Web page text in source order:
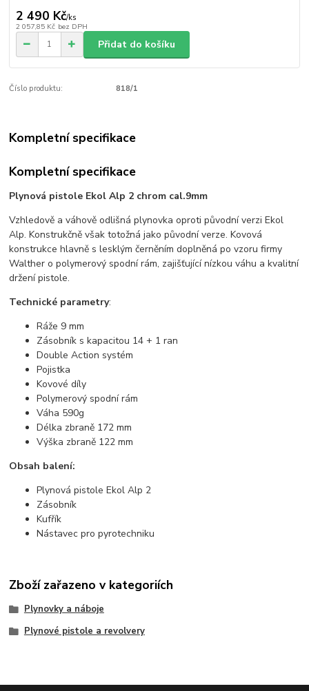
2 490 Kč/ks
2 057,85 Kč bez DPH
Přidat do košíku
Číslo produktu: 818/1
Kompletní specifikace
Kompletní specifikace
Plynová pistole Ekol Alp 2 chrom cal.9mm
Vzhledově a váhově odlišná plynovka oproti původní verzi Ekol
Alp. Konstrukčně však totožná jako původní verze. Kovová
konstrukce hlavně s lesklým černěním doplněná po vzoru firmy
Walther o polymerový spodní rám, zajišťující nízkou váhu a kvalitní
držení pistole.
Technické parametry:
Ráže 9 mm
Zásobník s kapacitou 14 + 1 ran
Double Action systém
Pojistka
Kovové díly
Polymerový spodní rám
Váha 590g
Délka zbraně 172 mm
Výška zbraně 122 mm
Obsah balení:
Plynová pistole Ekol Alp 2
Zásobník
Kufřík
Nástavec pro pyrotechniku
Zboží zařazeno v kategoriích
Plynovky a náboje
Plynové pistole a revolvery